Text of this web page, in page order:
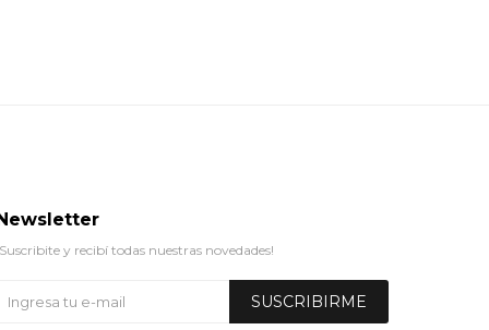
y recibí todas nuestras novedades!
SUSCRIBIRME